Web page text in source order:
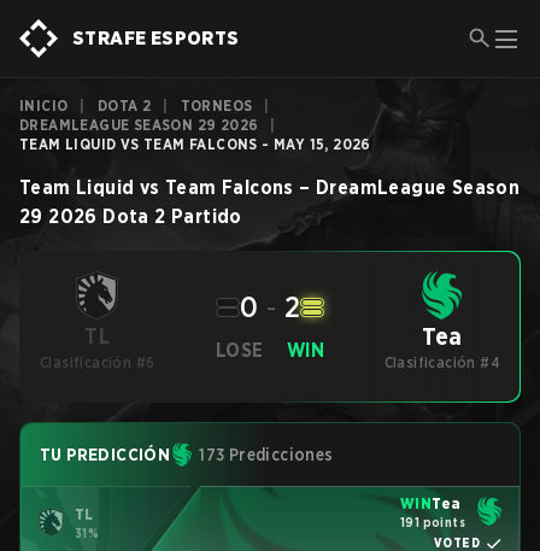
STRAFE ESPORTS
INICIO DOTA 2 TORNEOS
DREAMLEAGUE SEASON 29 2026
TEAM LIQUID VS TEAM FALCONS - MAY 15, 2026
Team Liquid vs Team Falcons – DreamLeague Season
29 2026 Dota 2 Partido
TL
Clasificación #6
LOSE
0 - 2
WIN Tea
Clasificación #4
TU PREDICCIÓN 173 Predicciones
TL
31%
WINTea
191 points
VOTED